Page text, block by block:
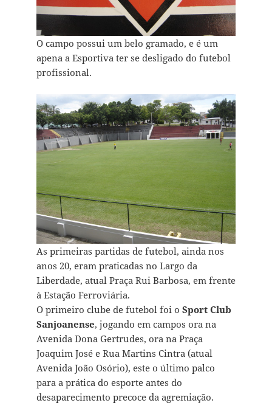
O campo possui um belo gramado, e é um
apena a Esportiva ter se desligado do futebol
profissional.
As primeiras partidas de futebol, ainda nos
anos 20, eram praticadas no Largo da
Liberdade, atual Praça Rui Barbosa, em frente
à Estação Ferroviária.
O primeiro clube de futebol foi o Sport Club
Sanjoanense, jogando em campos ora na
Avenida Dona Gertrudes, ora na Praça
Joaquim José e Rua Martins Cintra (atual
Avenida João Osório), este o último palco
para a prática do esporte antes do
desaparecimento precoce da agremiação.